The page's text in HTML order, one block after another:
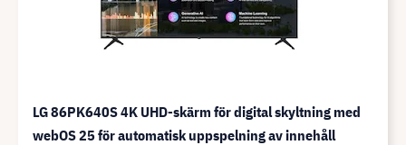
LG 86PK640S 4K UHD-skärm för digital skyltning med
webOS 25 för automatisk uppspelning av innehåll